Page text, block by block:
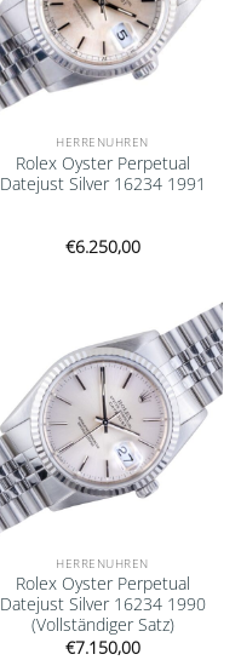
HERRENUHREN
Rolex Oyster Perpetual
Datejust Silver 16234 1991
€6.250,00
Add to
wishlist
HERRENUHREN
Rolex Oyster Perpetual
Datejust Silver 16234 1990
(Vollständiger Satz)
€7.150,00